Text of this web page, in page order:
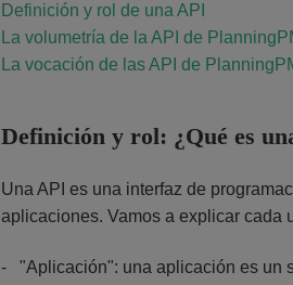
Definición y rol de una API
La volumetría de la API de
La vocación de las API de
Definición y rol: ¿Qué es
Una API es una interfaz de
aplicaciones. Vamos a explicar cada
- "Aplicación": una aplicación es un